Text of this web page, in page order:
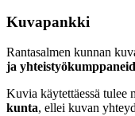
Kuvapankki
Rantasalmen kunnan
ja
Kuvia käytettäessä tulee
kunta, ellei kuvan